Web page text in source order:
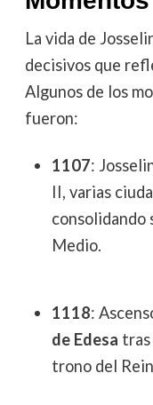
La vida de
decisivos que
Algunos de los
fueron:
1107:
II, varias
consolidando
Medio.
1118:
de Edesa tras
trono del